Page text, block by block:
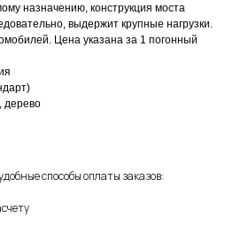
назначению, конструкция моста
выдержит крупные нагрузки.
Цена указана за 1 погонный
дерево
способы оплаты заказов: